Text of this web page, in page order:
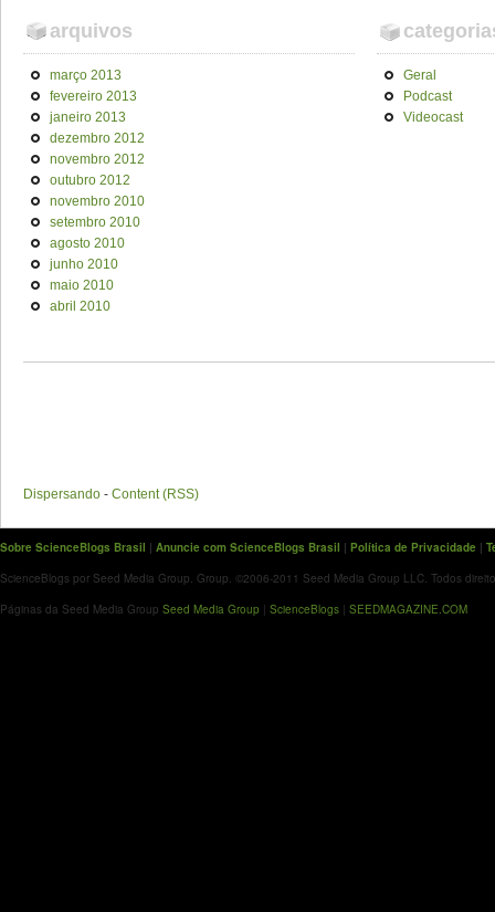
arquivos
março 2013
fevereiro 2013
janeiro 2013
dezembro 2012
novembro 2012
outubro 2012
novembro 2010
setembro 2010
agosto 2010
junho 2010
maio 2010
abril 2010
Geral
Podcast
Videocast
Dispersando - Content (RSS)
Sobre ScienceBlogs Brasil | Anuncie com ScienceBlogs Brasil | Política de Privacidade |
ScienceBlogs por Seed Media Group. Group. ©2006-2011 Seed Media Group LLC. Todos
Páginas da Seed Media Group Seed Media Group | ScienceBlogs | SEEDMAGAZINE.COM